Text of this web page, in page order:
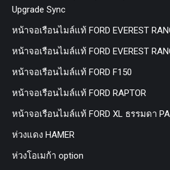
Upgrade Sync
หน้าจอเรือนไมล์แท้ FORD EVEREST
หน้าจอเรือนไมล์แท้ FORD EVEREST
หน้าจอเรือนไมล์แท้ FORD F150
หน้าจอเรือนไมล์แท้ FORD RAPTOR
หน้าจอเรือนไมล์แท้ FORD XL ธรรมดา
ห่วงแดง HAMER
ห่วงโอเมก้า option